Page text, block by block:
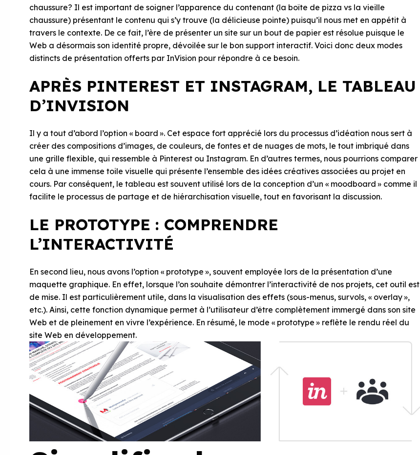
chaussure? Il est important de soigner l’apparence du contenant (la boîte de pizza vs la vieille
chaussure) présentant le contenu qui s’y trouve (la délicieuse pointe) puisqu’il nous met en appétit à
travers le contexte. De ce fait, l’ère de présenter un site sur un bout de papier est résolue puisque le
Web a désormais son identité propre, dévoilée sur le bon support interactif. Voici donc deux modes
distincts de présentation offerts par InVision pour répondre à ce besoin.
APRÈS PINTEREST ET INSTAGRAM, LE TABLEAU
D’INVISION
Il y a tout d’abord l’option « board ». Cet espace fort apprécié lors du processus d’idéation nous sert à
créer des compositions d’images, de couleurs, de fontes et de nuages de mots, le tout imbriqué dans
une grille flexible, qui ressemble à Pinterest ou Instagram. En d’autres termes, nous pourrions comparer
cela à une immense toile visuelle qui présente l’ensemble des idées créatives associées au projet en
cours. Par conséquent, le tableau est souvent utilisé lors de la conception d’un « moodboard » comme il
facilite le processus de partage et de hiérarchisation visuelle, tout en favorisant la discussion.
LE PROTOTYPE : COMPRENDRE
L’INTERACTIVITÉ
En second lieu, nous avons l’option « prototype », souvent employée lors de la présentation d’une
maquette graphique. En effet, lorsque l’on souhaite démontrer l’interactivité de nos projets, cet outil est
de mise. Il est particulièrement utile, dans la visualisation des effets (sous-menus, survols, « overlay »,
etc.). Ainsi, cette fonction dynamique permet à l’utilisateur d’être complètement immergé dans son site
Web et de pleinement en vivre l’expérience. En résumé, le mode « prototype » reflète le rendu réel du
site Web en développement.